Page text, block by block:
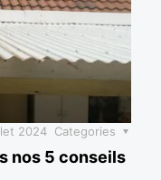
2024 Categories
nos 5 conseils